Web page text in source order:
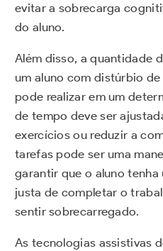
evitar a sobrecarga
do aluno.
Além disso, a quantidade
um aluno com distúrbio
pode realizar em um
de tempo deve ser
exercícios ou reduzir a
tarefas pode ser uma
garantir que o aluno tenha
justa de completar o
sentir sobrecarregado.
As tecnologias assistivas